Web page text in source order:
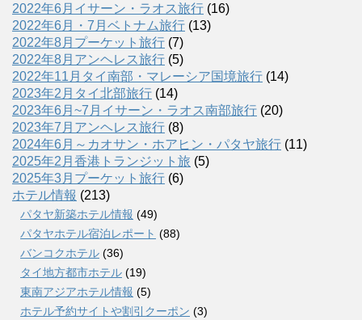
2022年6月イサーン・ラオス旅行 (16)
2022年6月・7月ベトナム旅行 (13)
2022年8月プーケット旅行 (7)
2022年8月アンヘレス旅行 (5)
2022年11月タイ南部・マレーシア国境旅行 (14)
2023年2月タイ北部旅行 (14)
2023年6月~7月イサーン・ラオス南部旅行 (20)
2023年7月アンヘレス旅行 (8)
2024年6月～カオサン・ホアヒン・パタヤ旅行 (11)
2025年2月香港トランジット旅 (5)
2025年3月プーケット旅行 (6)
ホテル情報 (213)
パタヤ新築ホテル情報 (49)
パタヤホテル宿泊レポート (88)
バンコクホテル (36)
タイ地方都市ホテル (19)
東南アジアホテル情報 (5)
ホテル予約サイトや割引クーポン (3)